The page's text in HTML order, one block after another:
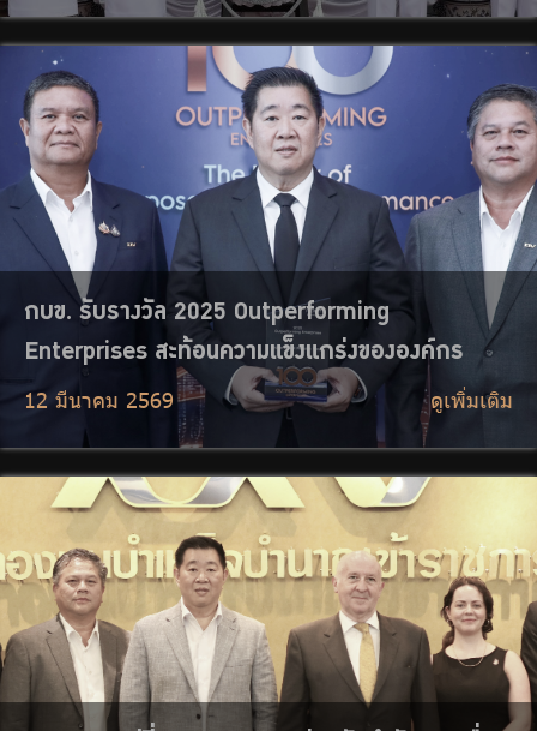
กบข. แลกเปลี่ยนมุมมองลงทุนร่วมกับสำนักงานเพื่อ
การลงทุนจากสหราชอาณาจักร
27 กุมภาพันธ์ 2569
กบข. ร่วมงานวันวิทยุกระจายเสียงไทยครบรอบ 96